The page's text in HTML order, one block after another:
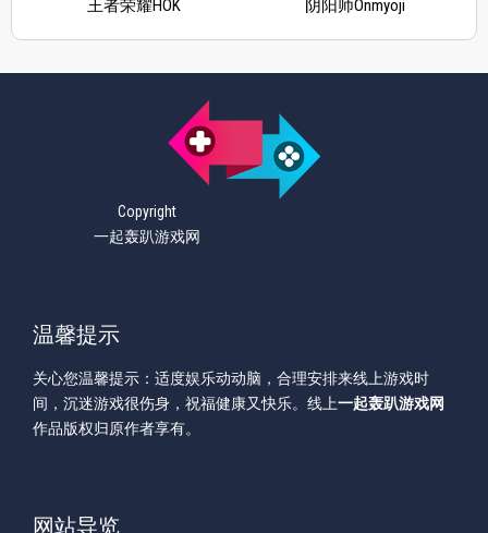
王者荣耀HOK 阴阳师Onmyoji
Copyright
一起轰趴游戏网
温馨提示
关心您温馨提示：适度娱乐动动脑，合理安排来线上游戏时
间，沉迷游戏很伤身，祝福健康又快乐。线上一起轰趴游戏网
作品版权归原作者享有。
网站导览